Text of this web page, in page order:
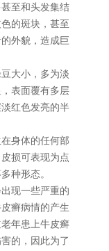
至和头发集结
的斑块，甚至
外貌，造成巨
大小，多为淡
表面覆有多层
红色发亮的半
身体的任何部
损可表现为点
种形态。
现一些严重的
癣病情的产生
年患上牛皮癣
的，因此为了